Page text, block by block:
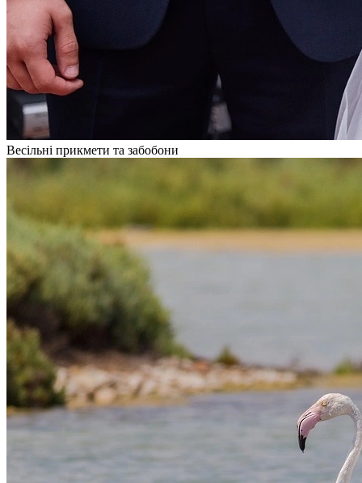
Весільні прикмети та забобони